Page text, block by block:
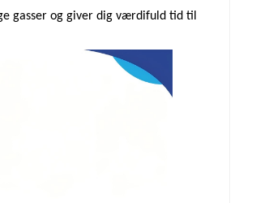
gasser og giver dig værdifuld tid til